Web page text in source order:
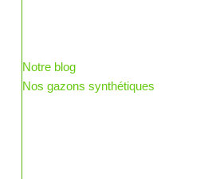
Notre blog
Nos gazons synthétiques